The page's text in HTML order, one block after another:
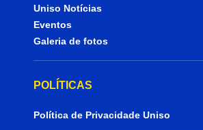
Uniso Notícias
Eventos
Galeria de fotos
POLÍTICAS
Política de Privacidade Uniso